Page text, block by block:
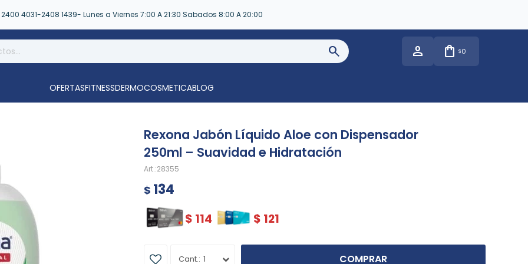
2400 4031-2408 1439- Lunes a Viernes 7:00 A 21:30 Sabados 8:00 A 20:00
$0
OFERTASFITNESSDERMOCOSMETICABLOG
Rexona Jabón Líquido Aloe con Dispensador
250ml – Suavidad e Hidratación
28355
$ 134
$ 114 $ 121
1 COMPRAR